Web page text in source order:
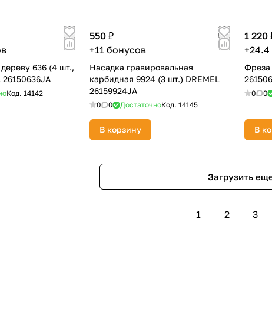
636 (4 шт.,
Код. 14142
550 ₽
+11 бонусов
Насадка гравировальная
карбидная 9924 (3 шт.) DREMEL
26159924JA
0 0 ДостаточноКод. 14145
В корзину
1 220
Фреза
0 0
В
Загрузить
1 2 3